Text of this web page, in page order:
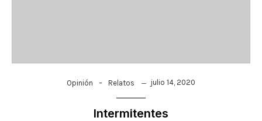
Opinión - Relatos julio 14, 2020
Intermitentes